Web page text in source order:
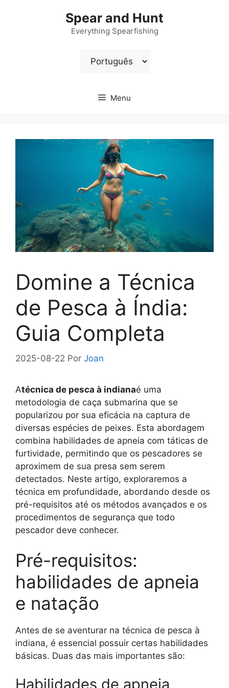
Spear and Hunt
Everything Spearfishing
Escolha
Menu
Domine a Técnica
de Pesca à Índia:
Guia Completa
2025-08-22 Por Joan
Atécnica de pesca à indianaé uma
metodologia de caça submarina que se
popularizou por sua eficácia na captura de
diversas espécies de peixes. Esta abordagem
combina habilidades de apneia com táticas de
furtividade, permitindo que os pescadores se
aproximem de sua presa sem serem
detectados. Neste artigo, exploraremos a
técnica em profundidade, abordando desde os
pré-requisitos até os métodos avançados e os
procedimentos de segurança que todo
pescador deve conhecer.
Pré-requisitos:
habilidades de apneia
e natação
Antes de se aventurar na técnica de pesca à
indiana, é essencial possuir certas habilidades
básicas. Duas das mais importantes são:
Habilidades de apneia